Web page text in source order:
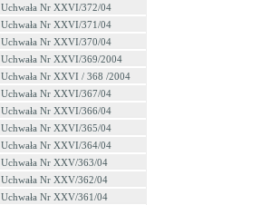
Uchwała Nr XXVI/372/04
Uchwała Nr XXVI/371/04
Uchwała Nr XXVI/370/04
Uchwała Nr XXVI/369/2004
Uchwała Nr XXVI / 368 /2004
Uchwała Nr XXVI/367/04
Uchwała Nr XXVI/366/04
Uchwała Nr XXVI/365/04
Uchwała Nr XXVI/364/04
Uchwała Nr XXV/363/04
Uchwała Nr XXV/362/04
Uchwała Nr XXV/361/04